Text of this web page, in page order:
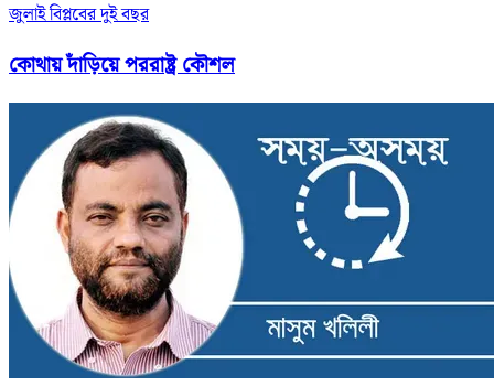
জুলাই বিপ্লবের দুই বছর
কোথায় দাঁড়িয়ে পররাষ্ট্র কৌশল